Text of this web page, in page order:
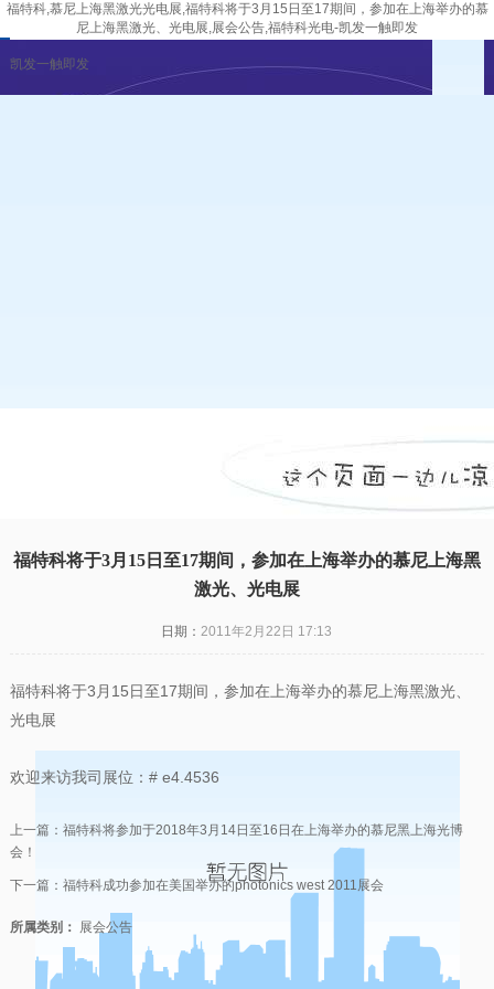
福特科,慕尼上海黑激光光电展,福特科将于3月15日至17期间，参加在上海举办的慕
尼上海黑激光、光电展,展会公告,福特科光电-凯发一触即发
凯发一触即发
福特科将于3月15日至17期间，参加在上海举办的慕尼上海黑
激光、光电展
日期：2011年2月22日 17:13
福特科将于3月15日至17期间，参加在上海举办的慕尼上海黑激光、
光电展
欢迎来访我司展位：# e4.4536
上一篇： 福特科将参加于2018年3月14日至16日在上海举办的慕尼黑上海光博
会！
下一篇： 福特科成功参加在美国举办的photonics west 2011展会
所属类别： 展会公告